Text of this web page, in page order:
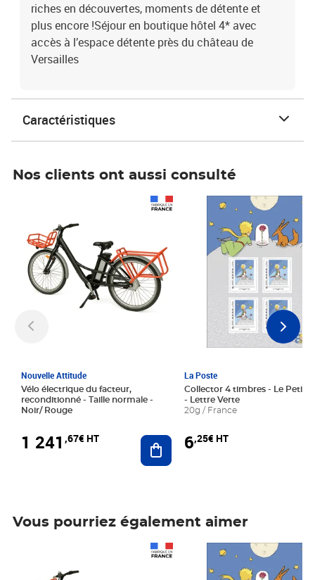
riches en découvertes, moments de détente et
plus encore !Séjour en boutique hôtel 4* avec
accès à l’espace détente près du château de
Versailles
Caractéristiques
Nos clients ont aussi consulté
Nouvelle Attitude
Vélo électrique du facteur,
reconditionné - Taille normale -
Noir/ Rouge
1 241 ,67€ HT Ajouter au panier
La Poste
Collector 4 timbres - Le Petit
- Lettre Verte
20g / France
6,25€ HT
Prix 6,25€ HT
Vous pourriez également aimer
Prix 6,25€ HT